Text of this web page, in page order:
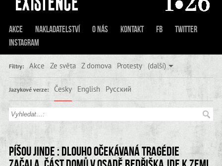
Akce Nakladatelství O nás Kontakt FB
Twitter
Instagram
Filtry: Akce Ze světa Z domova Protesty (další)
Jazykové verze: Česky English Русский
Píšou jinde : Dlouho očekávaná tragédie